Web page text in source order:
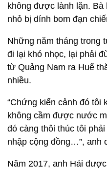
không được lành lặn.
nhỏ bị dính bom đạn
Những năm tháng trong
đi lại khó nhọc, lại phải
từ Quảng Nam ra Huế
nhiều.
“Chứng kiến cảnh đó tôi
không cầm được nước
đó càng thôi thúc tôi
nhập cộng đồng…”, anh
Năm 2017, anh Hải